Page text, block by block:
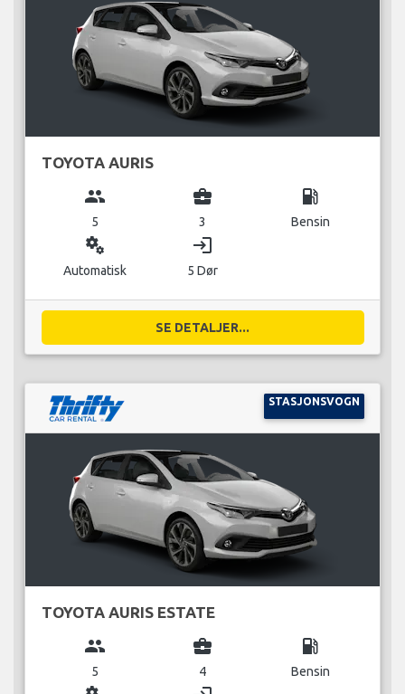
TOYOTA AURIS
group
5
business_center
3
local_gas_station
Bensin
miscellaneous_services
Automatisk
login
5 Dør
SE DETALJER...
STASJONSVOGN
TOYOTA AURIS ESTATE
group
5
business_center
4
local_gas_station
Bensin